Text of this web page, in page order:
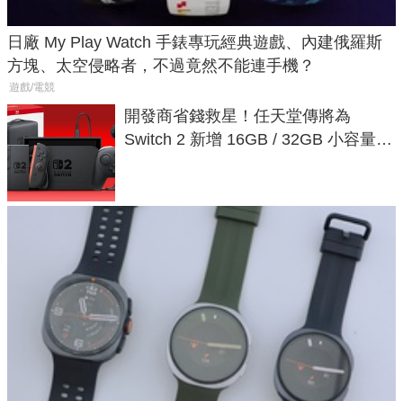
日廠 My Play Watch 手錶專玩經典遊戲、內建俄羅斯
方塊、太空侵略者，不過竟然不能連手機？
遊戲/電競
開發商省錢救星！任天堂傳將為
Switch 2 新增 16GB / 32GB 小容量遊